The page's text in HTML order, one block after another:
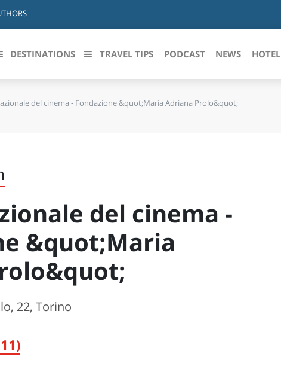
DESTINATIONS
Scopri le regioni italiane
CAMPANIA
EMILIA-ROMAGNA
FRIULI-VENEZIA GIULIA
LAZIO
TRAVEL TIPS PODCAST NEWS HOTEL
del cinema - Fondazione &quot;Maria Adriana Prolo&quot;
del cinema -
&quot;Maria
22, Torino